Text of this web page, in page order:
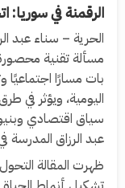
الرقمنة في سوريا:
الحرية – سناء عبد
مسألة تقنية
بات مسارًا
اليومية، ويؤثر في
سياق اقتصادي
عبد الرزاق المدرسة
ظهرت المقالة